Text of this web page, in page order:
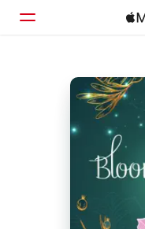
Home